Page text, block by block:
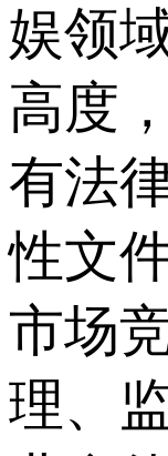
娱领
高度
有法
性文
市场
理、